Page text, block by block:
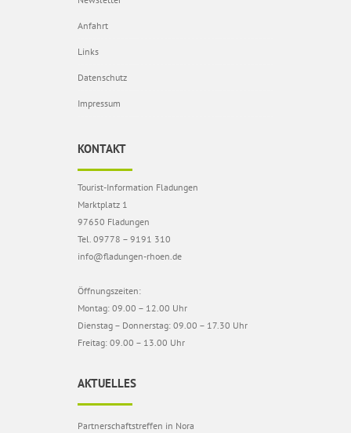
Anfahrt
Links
Datenschutz
Impressum
KONTAKT
Tourist-Information Fladungen
Marktplatz 1
97650 Fladungen
Tel. 09778 – 9191 310
info@fladungen-rhoen.de
Öffnungszeiten:
Montag: 09.00 – 12.00 Uhr
Dienstag – Donnerstag: 09.00 – 17.30 Uhr
Freitag: 09.00 – 13.00 Uhr
AKTUELLES
Partnerschaftstreffen in Nora